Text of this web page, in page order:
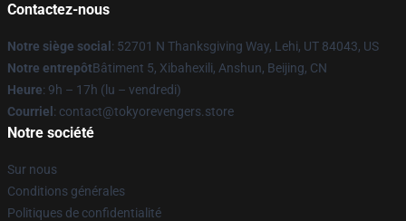
Contactez-nous
Notre siège social : 52701 N Thanksgiving Way, Lehi, UT 84043, US
Notre entrepôtBâtiment 5, Xibahexili, Anshun, Beijing, CN
Heure: 9h – 17h (lu – vendredi)
Courriel : contact@tokyorevengers.store
Notre société
Sur nous
Conditions générales
Politiques de confidentialité